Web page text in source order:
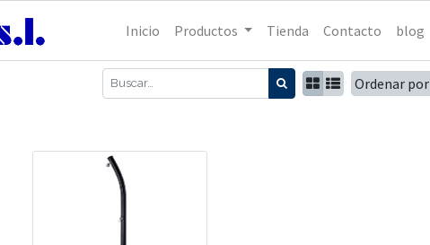
Inicio Productos Tienda Contacto blog
Ordenar por